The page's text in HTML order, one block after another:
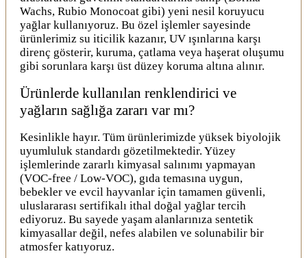
Wachs, Rubio Monocoat gibi) yeni nesil koruyucu
yağlar kullanıyoruz. Bu özel işlemler sayesinde
ürünlerimiz su iticilik kazanır, UV ışınlarına karşı
direnç gösterir, kuruma, çatlama veya haşerat oluşumu
gibi sorunlara karşı üst düzey koruma altına alınır.
Ürünlerde kullanılan renklendirici ve
yağların sağlığa zararı var mı?
Kesinlikle hayır. Tüm ürünlerimizde yüksek biyolojik
uyumluluk standardı gözetilmektedir. Yüzey
işlemlerinde zararlı kimyasal salınımı yapmayan
(VOC-free / Low-VOC), gıda temasına uygun,
bebekler ve evcil hayvanlar için tamamen güvenli,
uluslararası sertifikalı ithal doğal yağlar tercih
ediyoruz. Bu sayede yaşam alanlarınıza sentetik
kimyasallar değil, nefes alabilen ve solunabilir bir
atmosfer katıyoruz.